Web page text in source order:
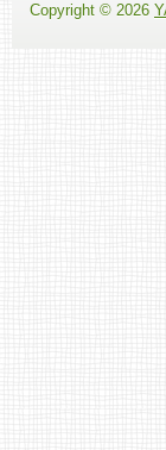
Copyright © 2026